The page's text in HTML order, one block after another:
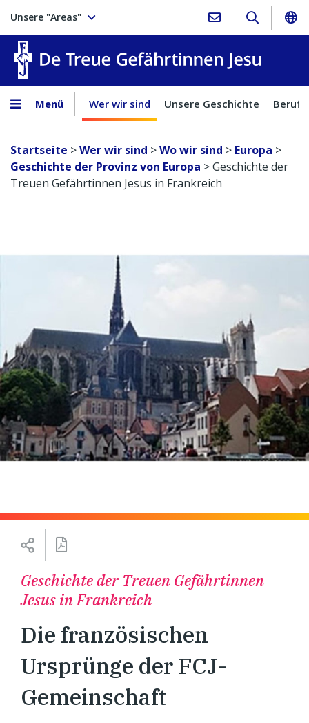
Unsere "Areas"
Menü Wer wir sind Unsere Geschichte
Startseite >Wer wir sind >Wo wir sind > Europa >
Geschichte der Provinz von Europa >Geschichte der
Treuen Gefährtinnen Jesus in Frankreich
Geschichte der Treuen Gefährtinnen
Jesus in Frankreich
Die französischen
Ursprünge der FCJ-
Gemeinschaft